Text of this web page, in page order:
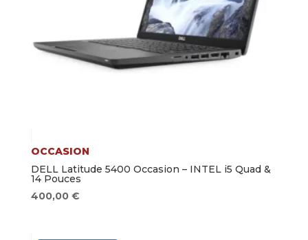
OCCASION
DELL Latitude 5400 Occasion – INTEL i5 Quad &
14 Pouces
400,00 €